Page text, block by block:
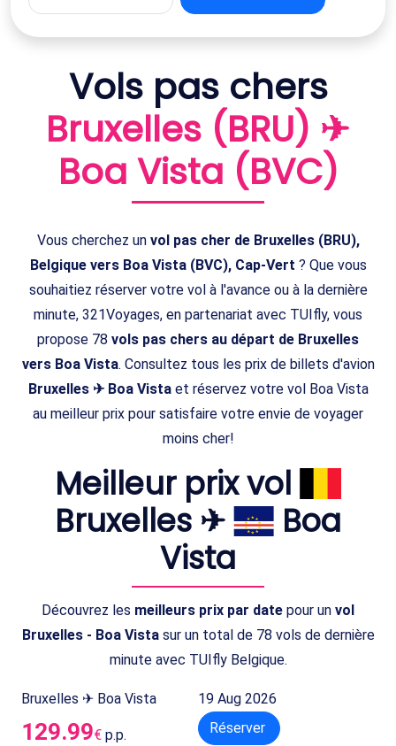
Vols pas chers
Bruxelles (BRU) ✈
Boa Vista (BVC)
Vous cherchez un vol pas cher de Bruxelles (BRU),
Belgique vers Boa Vista (BVC), Cap-Vert ? Que vous
souhaitiez réserver votre vol à l'avance ou à la dernière
minute, 321Voyages, en partenariat avec TUIfly, vous
propose 78 vols pas chers au départ de Bruxelles
vers Boa Vista. Consultez tous les prix de billets d'avion
Bruxelles ✈ Boa Vistaet réservez votre vol Boa Vista
au meilleur prix pour satisfaire votre envie de voyager
moins cher!
Meilleur prix vol
Bruxelles ✈
Boa
Vista
Découvrez les meilleurs prix par date pour un vol
Bruxelles - Boa Vistasur un total de 78 vols de dernière
minute avec TUIfly Belgique.
Bruxelles ✈ Boa Vista 19 Aug 2026
129.99€ p.p. Réserver